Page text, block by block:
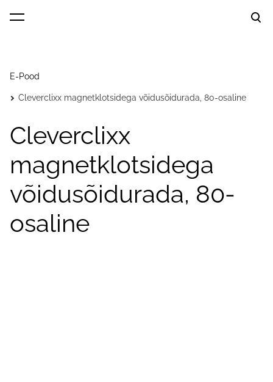
lisati ostukorvi.
E-Pood
Cleverclixx magnetklotsidega võidusõidurada, 80-osaline
Cleverclixx
magnetklotsidega
võidusõidurada, 80-
osaline